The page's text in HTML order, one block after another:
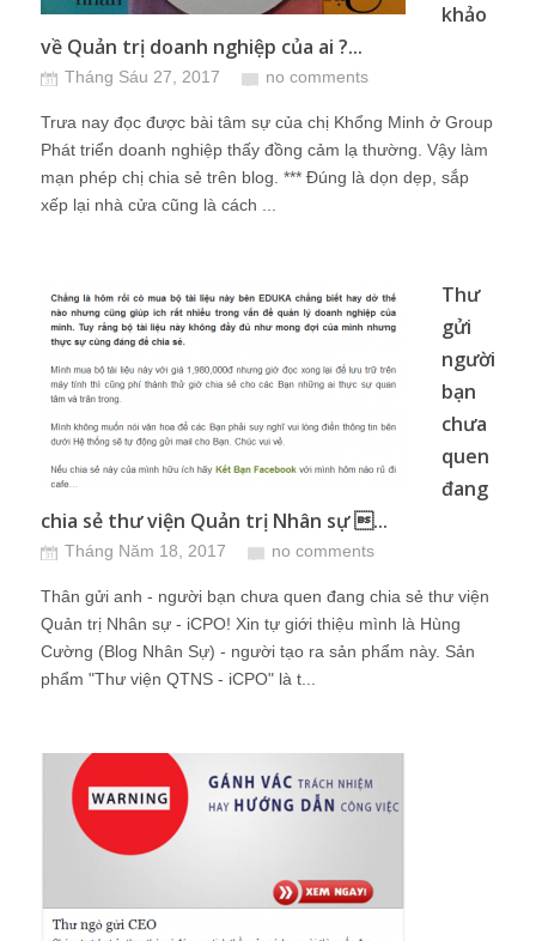
khảo
về Quản trị doanh nghiệp của ai ?...
Tháng Sáu 27, 2017 no comments
Trưa nay đọc được bài tâm sự của chị Khổng Minh ở Group
Phát triển doanh nghiệp thấy đồng cảm lạ thường. Vậy làm
mạn phép chị chia sẻ trên blog. *** Đúng là dọn dẹp, sắp
xếp lại nhà cửa cũng là cách ...
Thư
gửi
người
bạn
chưa
quen
đang
chia sẻ thư viện Quản trị Nhân sự ...
Tháng Năm 18, 2017 no comments
Thân gửi anh - người bạn chưa quen đang chia sẻ thư viện
Quản trị Nhân sự - iCPO! Xin tự giới thiệu mình là Hùng
Cường (Blog Nhân Sự) - người tạo ra sản phẩm này. Sản
phẩm "Thư viện QTNS - iCPO" là t...